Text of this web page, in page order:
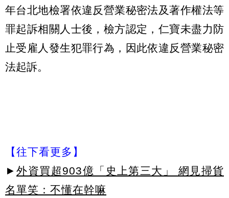
年台北地檢署依違反營業秘密法及著作權法等
罪起訴相關人士後，檢方認定，仁寶未盡力防
止受雇人發生犯罪行為，因此依違反營業秘密
法起訴。
【往下看更多】
► 外資買超903億「史上第三大」 網見掃貨
名單笑：不懂在幹嘛